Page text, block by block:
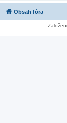
Obsah fóra